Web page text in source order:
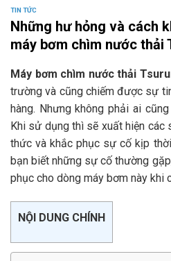
TIN TỨC
Những hư hỏng và cách
máy bơm chìm nước thải
Máy bơm chìm nước thải
trường và cũng chiếm được sự
hàng. Nhưng không phải ai
Khi sử dụng thì sẽ xuất hiện các
thức và khắc phục sự cố kịp
bạn biết những sự cố thường
phục cho dòng máy bơm này khi
NỘI DUNG CHÍNH